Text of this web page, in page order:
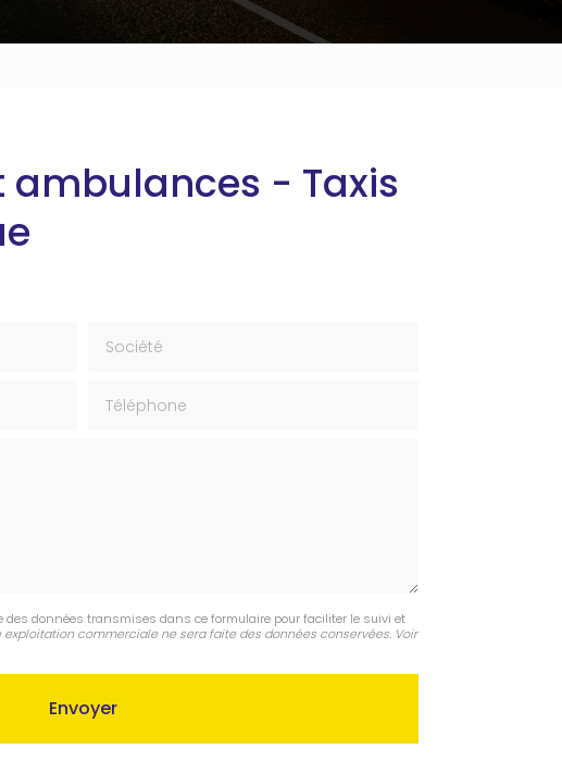
ambulances - Taxis
des données transmises dans ce formulaire pour faciliter le suivi et
exploitation commerciale ne sera faite des données conservées. Voir